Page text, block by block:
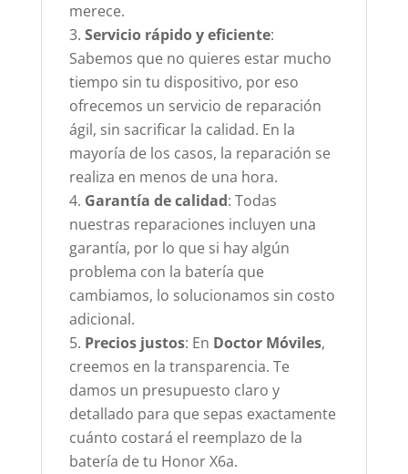
merece.
Servicio rápido y eficiente:
Sabemos que no quieres estar mucho
tiempo sin tu dispositivo, por eso
ofrecemos un servicio de reparación
ágil, sin sacrificar la calidad. En la
mayoría de los casos, la reparación se
realiza en menos de una hora.
Garantía de calidad: Todas
nuestras reparaciones incluyen una
garantía, por lo que si hay algún
problema con la batería que
cambiamos, lo solucionamos sin costo
adicional.
Precios justos: En Doctor Móviles,
creemos en la transparencia. Te
damos un presupuesto claro y
detallado para que sepas exactamente
cuánto costará el reemplazo de la
batería de tu Honor X6a.